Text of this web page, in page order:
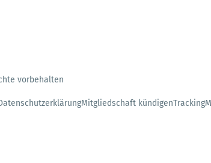
vorbehalten
Mitgliedschaft kündigenTracking